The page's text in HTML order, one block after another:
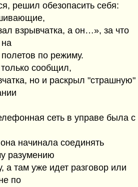
решил обезопасить себя:
взрывчатка, а он…», за что
по режиму.
сообщил,
но и раскрыл "страшную"
сеть в управе была с
начинала соединять
разумению
а там уже идет разговор или
по